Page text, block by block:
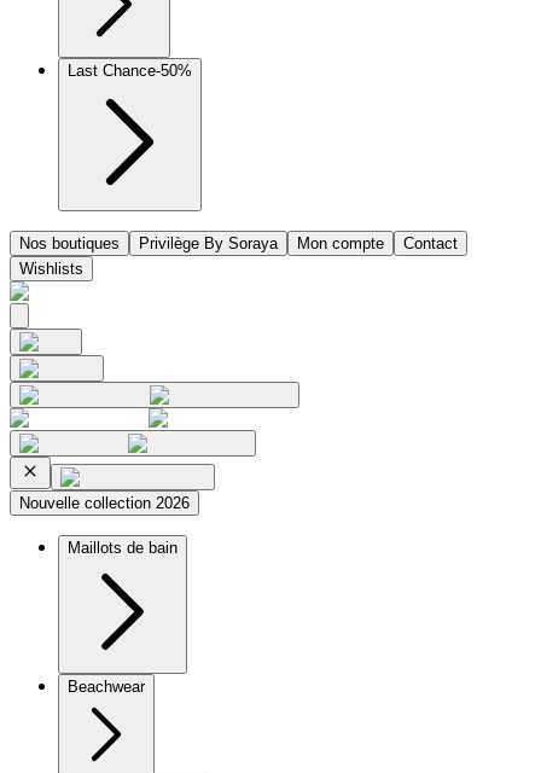
Last Chance-50%
Nos boutiques Privilège By Soraya Mon compte
Contact
Wishlists
Nouvelle collection 2026
Maillots de bain
Beachwear